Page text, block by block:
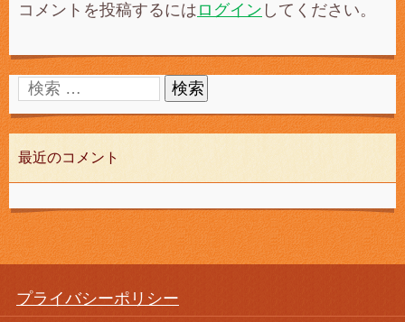
コメントを投稿するには ログイン してください。
最近のコメント
プライバシーポリシー